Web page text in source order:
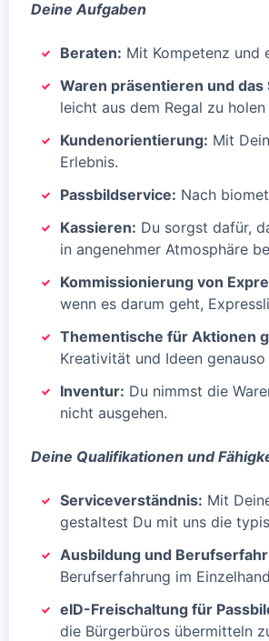
Deine Aufgaben
Beraten: Mit Kompetenz und
Waren präsentieren und
leicht aus dem Regal zu
Kundenorientierung: Mit
Erlebnis.
Passbildservice: Nach
Kassieren: Du sorgst dafür,
in angenehmer Atmosphäre
Kommissionierung von
wenn es darum geht,
Thementische für Aktionen
Kreativität und Ideen
Inventur: Du nimmst die
nicht ausgehen.
Deine Qualifikationen und
Serviceverständnis: Mit
gestaltest Du mit uns die
Ausbildung und
Berufserfahrung im
eID-Freischaltung für
die Bürgerbüros übermitteln